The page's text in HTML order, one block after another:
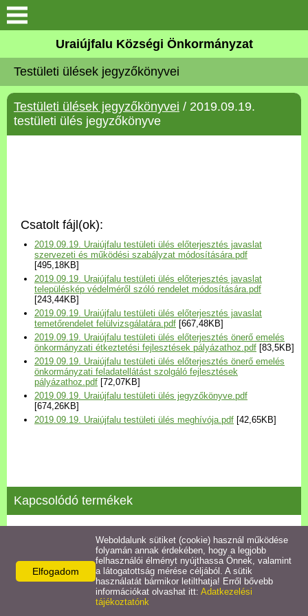
Köszöntő
Elérhetőségek
Uraiújfalu
Választási információk
Versenyképes Járások
Program
Települési Arculati
Kézikönyv
Hírek
Bezerédj Amália Óvoda
Egyéb szolgáltatások
Egészségügyi ellátás
Uraiújfalu Sportegyesület
Uraiújfalu Községi Önkormányzat
Testületi ülések jegyzőkönyvei
Testületi ülések jegyzőkönyvei / 2019.09.19.
testületi ülés jegyzőkönyve
Csatolt fájl(ok):
2019.09.19. Uraiújfalu testületi ülés előterjesztés javaslat
szervezeti és működési szabályzat módosítására.pdf
[495,18KB]
2019.09.19. Uraiújfalu testületi ülés előterjesztés javaslat
településkép védelméről szóló rendelet módosítására.pdf
[243,44KB]
2019.09.19. Uraiújfalu testületi ülés előterjesztés javaslat
temetőrendelet felülvizsgálatára.pdf [667,48KB]
2019.09.19. Uraiújfalu testületi ülés előterjesztés önerő emelés
önkormányzati étkeztetési fejlesztések pályázathoz.pdf [83,5KB]
2019.09.19. Uraiújfalu testületi ülés előterjesztés önerő emelés
önkormányzati feladatellátást szolgáló fejlesztések
pályázathoz.pdf [72,07KB]
2019.09.19. Uraiújfalu testületi ülés jegyzőkönyve.pdf
[674,26KB]
2019.09.19. Uraiújfalu testületi ülés meghívója.pdf [42,65KB]
Kapcsolódó termékek
2022.07.18 testületi ülés jegyzőkönyve
Részletek
Elfogadom
Weboldalunk sütiket (cookie) használ működése
folyamán annak érdekében, hogy a legjobb
felhasználói élményt nyújthassa Önnek, valamint
a látogatottság mérése céljából. A sütik
használatát bármikor letilthatja! Erről bővebb
információkat olvashat itt: Adatkezelési
tájékoztatónk